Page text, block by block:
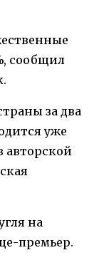
сообщил
за два
уже
авторской
на
премьер.